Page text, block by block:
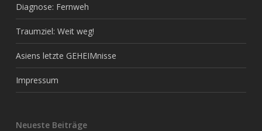
Diagnose: Fernweh
Traumziel: Weit weg!
Asiens letzte GEHEIMnisse
Impressum
Neueste Beiträge